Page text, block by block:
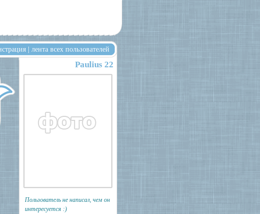
| лента всех пользователей
Paulius 22
Пользователь не написал, чем он
интересуется :)